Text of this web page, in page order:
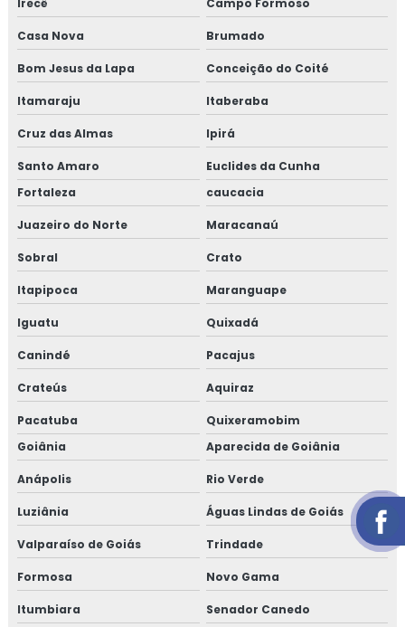
Casa Nova Brumado
Bom Jesus da Lapa Conceição do Coité
Itamaraju Itaberaba
Cruz das Almas Ipirá
Santo Amaro
Euclides da Cunha
Fortaleza
caucacia
Juazeiro do Norte Maracanaú
Sobral Crato
Itapipoca Maranguape
Iguatu Quixadá
Canindé Pacajus
Crateús Aquiraz
Pacatuba
Quixeramobim
Goiânia
Aparecida de Goiânia
Anápolis Rio Verde
Luziânia Águas Lindas de Goiás
Valparaíso de Goiás Trindade
Formosa Novo Gama
Itumbiara Senador Canedo